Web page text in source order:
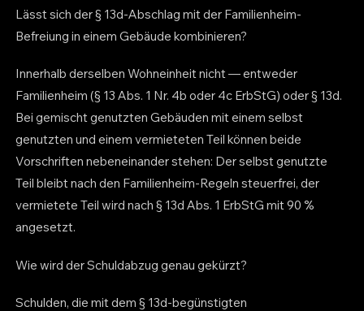
Lässt sich der § 13d-Abschlag mit der Familienheim-
Befreiung in einem Gebäude kombinieren?
Innerhalb derselben Wohneinheit nicht — entweder
Familienheim (§ 13 Abs. 1 Nr. 4b oder 4c ErbStG) oder § 13d.
Bei gemischt genutzten Gebäuden mit einem selbst
genutzten und einem vermieteten Teil können beide
Vorschriften nebeneinander stehen: Der selbst genutzte
Teil bleibt nach den Familienheim-Regeln steuerfrei, der
vermietete Teil wird nach § 13d Abs. 1 ErbStG mit 90 %
angesetzt.
Wie wird der Schuldabzug genau gekürzt?
Schulden, die mit dem § 13d-begünstigten